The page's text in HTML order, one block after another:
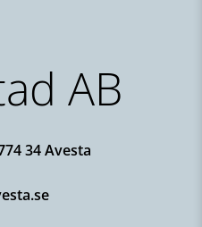
AB
34 Avesta